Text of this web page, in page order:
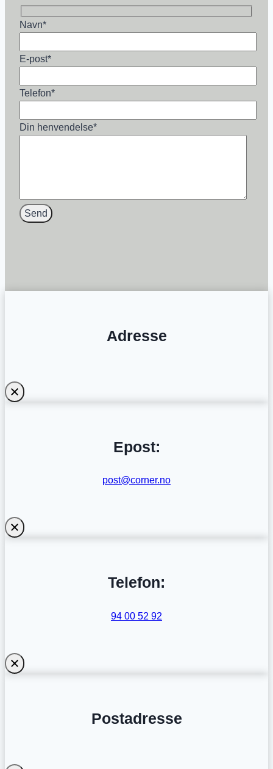
Navn*
E-post*
Telefon*
Din henvendelse*
Adresse
Epost:
post@corner.no
Telefon:
94 00 52 92
Postadresse